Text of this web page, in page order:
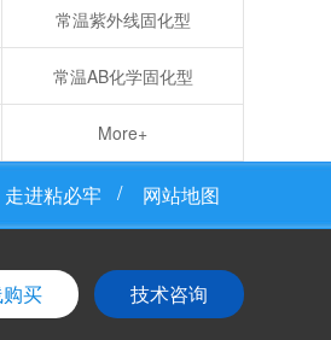
常温紫外线固化型
常温AB化学固化型
More+
走进粘必牢 网站地图
买 技术咨询